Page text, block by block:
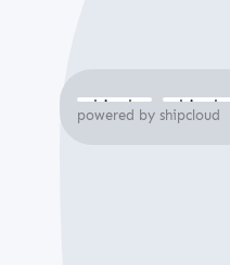
powered by shipcloud